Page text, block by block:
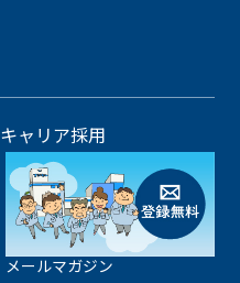
キャリア採用
メールマガジン